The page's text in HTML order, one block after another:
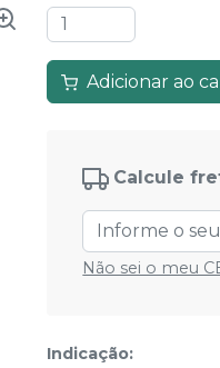
Adicionar ao
Calcule
Não sei o meu
Indicação: